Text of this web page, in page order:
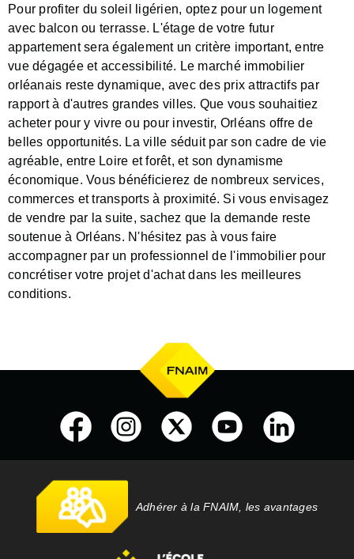
Pour profiter du soleil ligérien, optez pour un logement
avec balcon ou terrasse. L'étage de votre futur
appartement sera également un critère important, entre
vue dégagée et accessibilité. Le marché immobilier
orléanais reste dynamique, avec des prix attractifs par
rapport à d'autres grandes villes. Que vous souhaitiez
acheter pour y vivre ou pour investir, Orléans offre de
belles opportunités. La ville séduit par son cadre de vie
agréable, entre Loire et forêt, et son dynamisme
économique. Vous bénéficierez de nombreux services,
commerces et transports à proximité. Si vous envisagez
de vendre par la suite, sachez que la demande reste
soutenue à Orléans. N'hésitez pas à vous faire
accompagner par un professionnel de l'immobilier pour
concrétiser votre projet d'achat dans les meilleures
conditions.
Adhérer à la FNAIM, les avantages